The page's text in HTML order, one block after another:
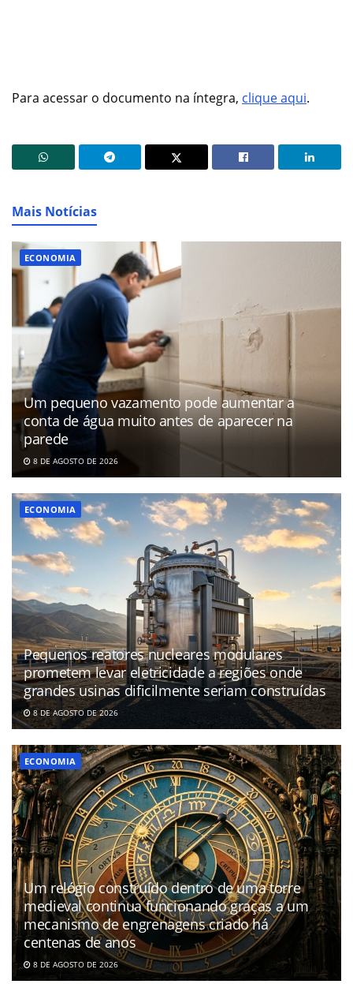
Para acessar o documento na íntegra, clique aqui.
Mais Notícias
ECONOMIA
Um pequeno vazamento pode aumentar a
conta de água muito antes de aparecer na
parede
8 DE AGOSTO DE 2026
ECONOMIA
Pequenos reatores nucleares modulares
prometem levar eletricidade a regiões onde
grandes usinas dificilmente seriam construídas
8 DE AGOSTO DE 2026
ECONOMIA
Um relógio construído dentro de uma torre
medieval continua funcionando graças a um
mecanismo de engrenagens criado há
centenas de anos
8 DE AGOSTO DE 2026